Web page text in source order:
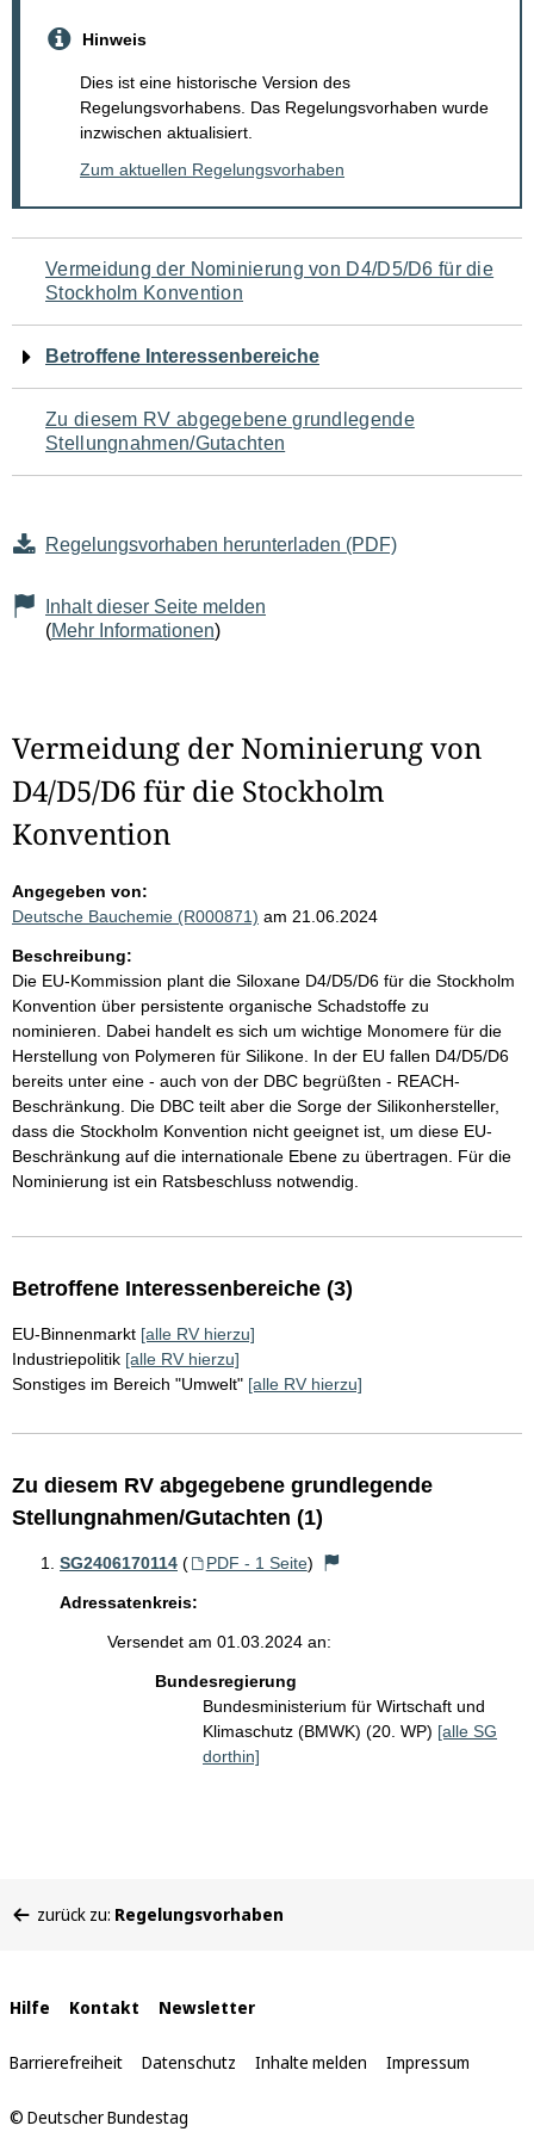
Hinweis
Dies ist eine historische Version des
Regelungsvorhabens. Das Regelungsvorhaben wurde
inzwischen aktualisiert.
Zum aktuellen Regelungsvorhaben
Navigation
für
den
Seiteninhalt
Vermeidung der Nominierung von D4/D5/D6 für die
Stockholm Konvention
Betroffene Interessenbereiche
Zu diesem RV abgegebene grundlegende
Stellungnahmen/Gutachten
Regelungsvorhaben herunterladen (PDF)
Inhalt dieser Seite melden
(Mehr Informationen)
Vermeidung der Nominierung von
D4/D5/D6 für die Stockholm
Konvention
Angegeben von:
Deutsche Bauchemie (R000871) am 21.06.2024
Beschreibung:
Die EU-Kommission plant die Siloxane D4/D5/D6 für die Stockholm
Konvention über persistente organische Schadstoffe zu
nominieren. Dabei handelt es sich um wichtige Monomere für die
Herstellung von Polymeren für Silikone. In der EU fallen D4/D5/D6
bereits unter eine - auch von der DBC begrüßten - REACH-
Beschränkung. Die DBC teilt aber die Sorge der Silikonhersteller,
dass die Stockholm Konvention nicht geeignet ist, um diese EU-
Beschränkung auf die internationale Ebene zu übertragen. Für die
Nominierung ist ein Ratsbeschluss notwendig.
Betroffene Interessenbereiche (3)
EU-Binnenmarkt [alle RV hierzu]
Industriepolitik [alle RV hierzu]
Sonstiges im Bereich "Umwelt" [alle RV hierzu]
Zu diesem RV abgegebene grundlegende
Stellungnahmen/Gutachten (1)
SG2406170114 ( PDF - 1 Seite)
Adressatenkreis:
Versendet am 01.03.2024 an:
Bundesregierung
Bundesministerium für Wirtschaft und
Klimaschutz (BMWK) (20. WP) [alle SG
dorthin]
befinden
zurück zu: Regelungsvorhaben
Interne
Links
Hilfe Kontakt Newsletter
Barrierefreiheit Datenschutz Inhalte melden Impressum
© Deutscher Bundestag